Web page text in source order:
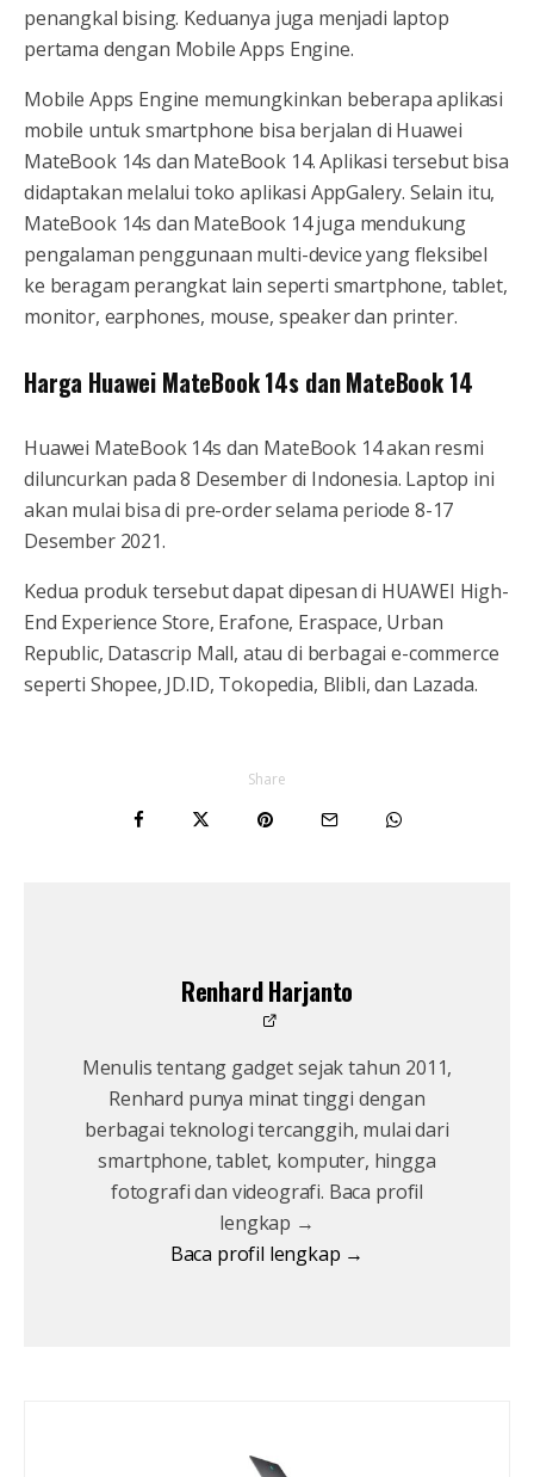
penangkal bising. Keduanya juga menjadi laptop
pertama dengan Mobile Apps Engine.
Mobile Apps Engine memungkinkan beberapa aplikasi
mobile untuk smartphone bisa berjalan di Huawei
MateBook 14s dan MateBook 14. Aplikasi tersebut bisa
didaptakan melalui toko aplikasi AppGalery. Selain itu,
MateBook 14s dan MateBook 14 juga mendukung
pengalaman penggunaan multi-device yang fleksibel
ke beragam perangkat lain seperti smartphone, tablet,
monitor, earphones, mouse, speaker dan printer.
Harga Huawei MateBook 14s dan MateBook 14
Huawei MateBook 14s dan MateBook 14 akan resmi
diluncurkan pada 8 Desember di Indonesia. Laptop ini
akan mulai bisa di pre-order selama periode 8-17
Desember 2021.
Kedua produk tersebut dapat dipesan di HUAWEI High-
End Experience Store, Erafone, Eraspace, Urban
Republic, Datascrip Mall, atau di berbagai e-commerce
seperti Shopee, JD.ID, Tokopedia, Blibli, dan Lazada.
Share
Renhard Harjanto
Menulis tentang gadget sejak tahun 2011,
Renhard punya minat tinggi dengan
berbagai teknologi tercanggih, mulai dari
smartphone, tablet, komputer, hingga
fotografi dan videografi. Baca profil
lengkap →
Baca profil lengkap →